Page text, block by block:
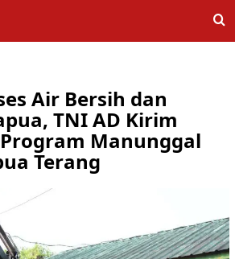
Air Bersih dan
TNI AD Kirim
Manunggal
Terang